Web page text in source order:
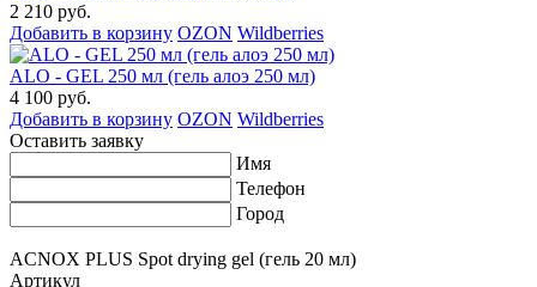
2 210 руб.
Добавить в корзину OZON Wildberries
ALO - GEL 250 мл (гель алоэ 250 мл)
4 100 руб.
Добавить в корзину OZON Wildberries
Оставить заявку
Имя
Телефон
Город
ACNOX PLUS Spot drying gel (гель 20 мл)
Артикул